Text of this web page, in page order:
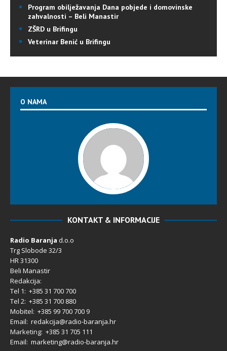
Program obilježavanja Dana pobjede i domovinske
zahvalnosti – Beli Manastir
ZŠRD u Brifingu
Veterinar Benić u Brifingu
O NAMA
KONTAKT & INFORMACIJE
Radio Baranja d.o.o
Trg Slobode 32/3
HR 31300
Beli Manastir
Redakcija:
Tel 1: +385 31 700 700
Tel 2: +385 31 700 880
Mobitel: +385 99 700 700 9
Email: redakcija@radio-baranja.hr
Marketing: +385 31 705 111
Email: marketing@radio-baranja.hr